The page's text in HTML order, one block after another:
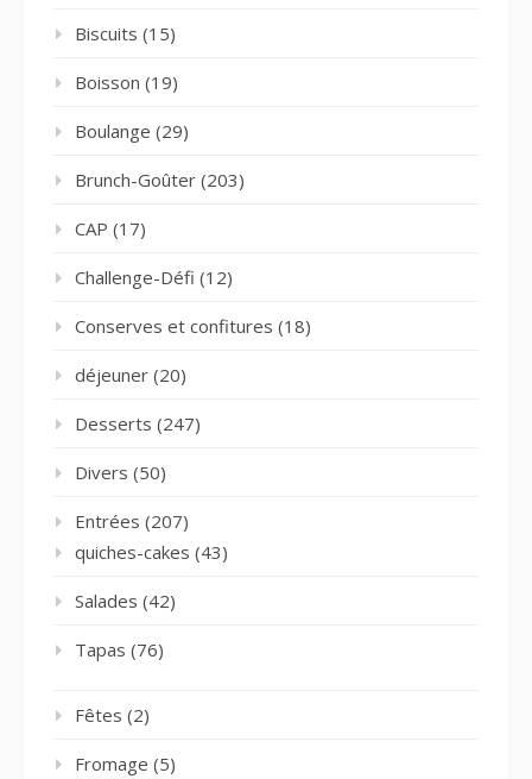
Biscuits (15)
Boisson (19)
Boulange (29)
Brunch-Goûter (203)
CAP (17)
Challenge-Défi (12)
Conserves et confitures (18)
déjeuner (20)
Desserts (247)
Divers (50)
Entrées (207)
quiches-cakes (43)
Salades (42)
Tapas (76)
Fêtes (2)
Fromage (5)